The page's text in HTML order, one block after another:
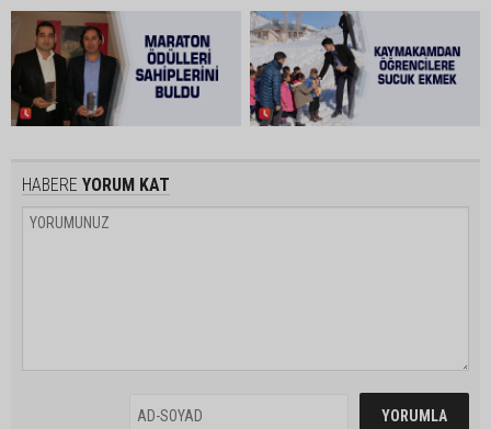
HABERE YORUM KAT